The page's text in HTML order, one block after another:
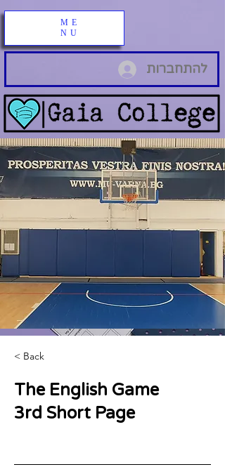
ME
NU
להתחברות
< Back
The English Game
3rd Short Page